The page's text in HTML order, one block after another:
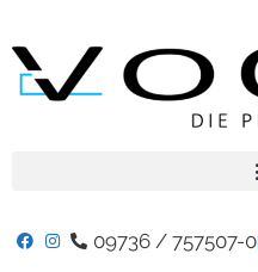
09736 / 757507-0